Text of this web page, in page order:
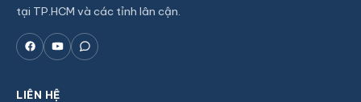
tại TP.HCM và các tỉnh lân cận.
LIÊN HỆ